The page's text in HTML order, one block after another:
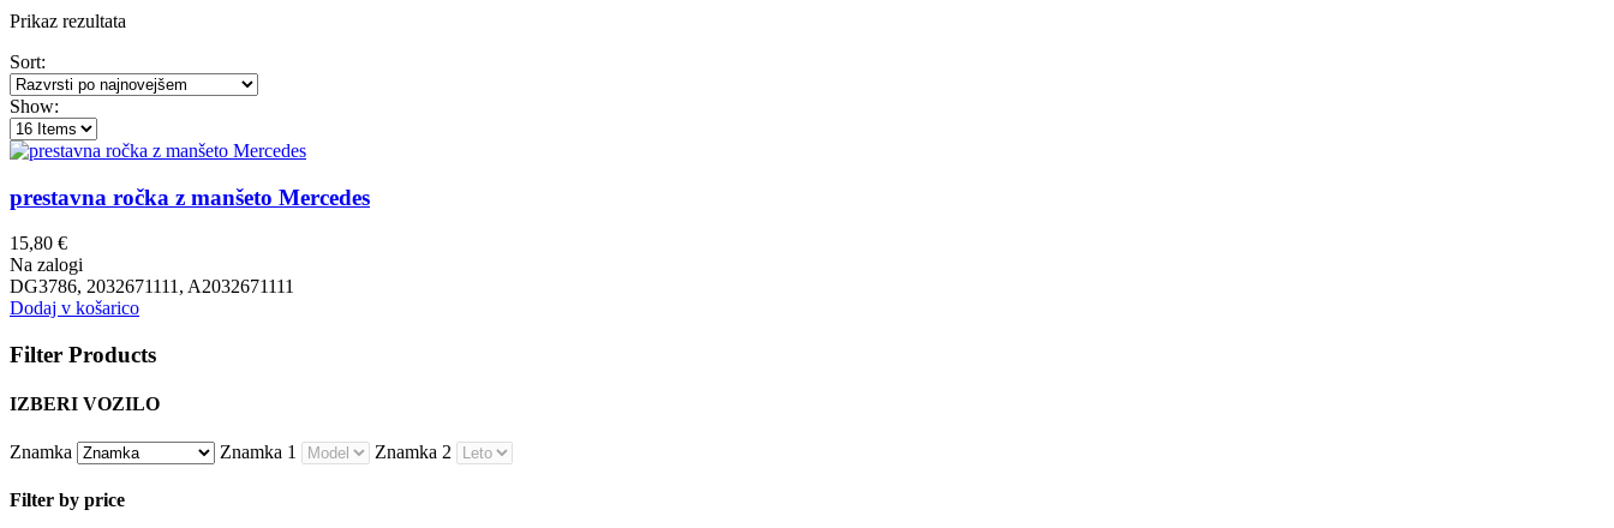
Prikaz rezultata
Sort:
Show:
prestavna ročka z manšeto Mercedes
15,80 €
Na zalogi
DG3786, 2032671111, A2032671111
Dodaj v košarico
Filter Products
IZBERI VOZILO
Znamka Znamka 1 Znamka 2
Filter by price